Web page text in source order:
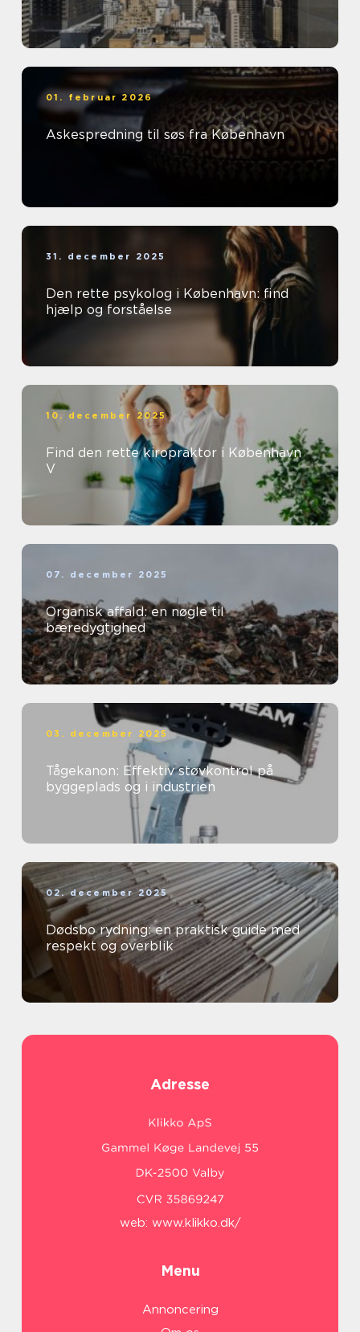
01. februar 2026
Askespredning til søs fra København
31. december 2025
Den rette psykolog i København: find
hjælp og forståelse
10. december 2025
Find den rette kiropraktor i København
V
07. december 2025
Organisk affald: en nøgle til
bæredygtighed
03. december 2025
Tågekanon: Effektiv støvkontrol på
byggeplads og i industrien
02. december 2025
Dødsbo rydning: en praktisk guide med
respekt og overblik
Adresse
web: www.klikko.dk/
Menu
Annoncering